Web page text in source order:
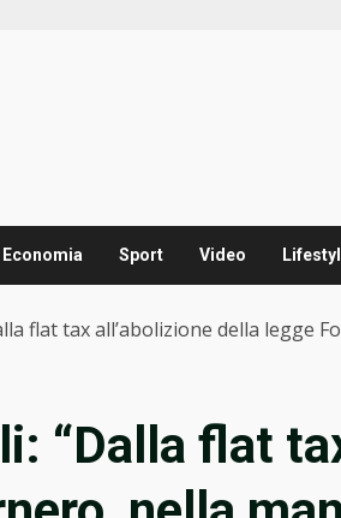
Economia Sport Video
flat tax all’abolizione della legge
“Dalla flat